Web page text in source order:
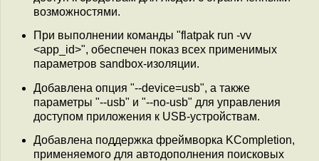
возможностями.
При выполнении команды "flatpak run -vv
<app_id>", обеспечен показ всех применимых
параметров sandbox-изоляции.
Добавлена опция "--device=usb", а также
параметры "--usb" и "--no-usb" для управления
доступом приложения к USB-устройствам.
Добавлена поддержка фреймворка KCompletion,
применяемого для автодополнения поисковых